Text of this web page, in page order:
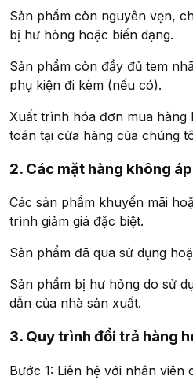
Sản phẩm còn nguyên vẹn,
bị hư hỏng hoặc biến dạng.
Sản phẩm còn đầy đủ tem
phụ kiện đi kèm (nếu có).
Xuất trình hóa đơn mua hàng
toán tại cửa hàng của chúng
2. Các mặt hàng không
Các sản phẩm khuyến mãi
trình giảm giá đặc biệt.
Sản phẩm đã qua sử dụng
Sản phẩm bị hư hỏng do sử
dẫn của nhà sản xuất.
3. Quy trình đổi trả hàng
Bước 1: Liên hệ với nhân viên